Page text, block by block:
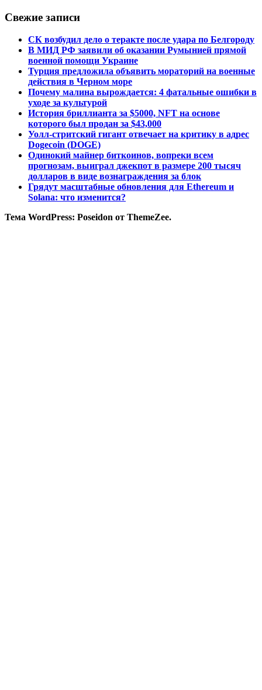
Свежие записи
СК возбудил дело о теракте после удара по Белгороду
В МИД РФ заявили об оказании Румынией прямой
военной помощи Украине
Турция предложила объявить мораторий на военные
действия в Черном море
Почему малина вырождается: 4 фатальные ошибки в
уходе за культурой
История бриллианта за $5000, NFT на основе
которого был продан за $43,000
Уолл-стритский гигант отвечает на критику в адрес
Dogecoin (DOGE)
Одинокий майнер биткоинов, вопреки всем
прогнозам, выиграл джекпот в размере 200 тысяч
долларов в виде вознаграждения за блок
Грядут масштабные обновления для Ethereum и
Solana: что изменится?
Тема WordPress: Poseidon от ThemeZee.